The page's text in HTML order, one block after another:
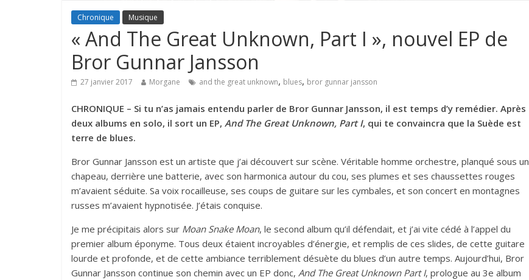
Chronique Musique
« And The Great Unknown, Part I », nouvel EP de
Bror Gunnar Jansson
27 janvier 2017 Morgane and the great unknown, blues, bror gunnar jansson
CHRONIQUE – Si tu n’as jamais entendu parler de Bror Gunnar Jansson, il est temps d’y remédier. Après
deux albums en solo, il sort un EP, And The Great Unknown, Part I, qui te convaincra que la Suède est
terre de blues.
Bror Gunnar Jansson est un artiste que j’ai découvert sur scène. Véritable homme orchestre, planqué sous un
chapeau, derrière une batterie, avec son harmonica autour du cou, ses plumes et ses chaussettes rouges
m’avaient séduite. Sa voix rocailleuse, ses coups de guitare sur les cymbales, et son concert en montagnes
russes m’avaient hypnotisée. J’étais conquise.
Je me précipitais alors sur Moan Snake Moan, le second album qu’il défendait, et j’ai vite cédé à l’appel du
premier album éponyme. Tous deux étaient incroyables d’énergie, et remplis de ces slides, de cette guitare
lourde et profonde, et de cette ambiance terriblement désuète du blues d’un autre temps. Aujourd’hui, Bror
Gunnar Jansson continue son chemin avec un EP donc, And The Great Unknown Part I, prologue au 3e album